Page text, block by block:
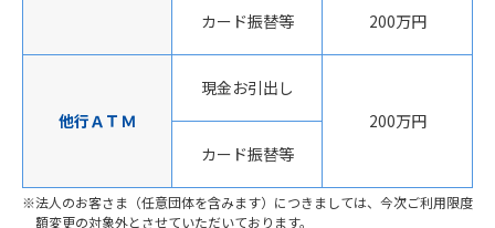
カード振替等 200万円
他行ＡＴＭ
現金お引出し
200万円
カード振替等
法人のお客さま（任意団体を含みます）につきましては、今次ご利用限度
額変更の対象外とさせていただいております。